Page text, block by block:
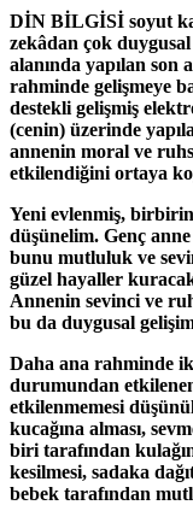
DİN BİLGİSİ soyut
zekâdan çok
alanında yapılan son
rahminde gelişmeye
destekli gelişmiş
(cenin) üzerinde
annenin moral ve
etkilendiğini ortaya
Yeni evlenmiş,
düşünelim. Genç
bunu mutluluk ve
güzel hayaller
Annenin sevinci ve
bu da duygusal
Daha ana rahminde
durumundan
etkilenmemesi
kucağına alması,
biri tarafından
kesilmesi, sadaka
bebek tarafından